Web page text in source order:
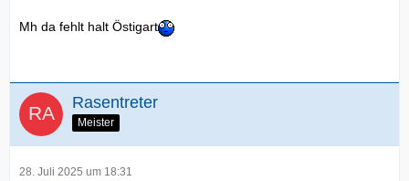
Mh da fehlt halt Östigart
Rasentreter
Meister
28. Juli 2025 um 18:31